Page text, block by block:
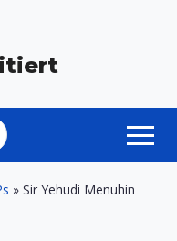
» Sir Yehudi Menuhin